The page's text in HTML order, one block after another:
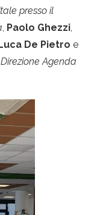
presso il
, Paolo Ghezzi,
De Pietro e
Direzione Agenda